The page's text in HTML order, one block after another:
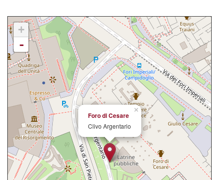
×
Foro di Cesare
Clivo Argentario
+
-